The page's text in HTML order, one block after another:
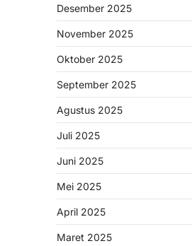
Desember 2025
November 2025
Oktober 2025
September 2025
Agustus 2025
Juli 2025
Juni 2025
Mei 2025
April 2025
Maret 2025